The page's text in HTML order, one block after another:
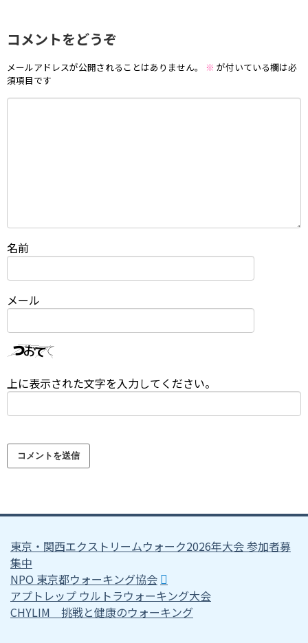
コメントをどうぞ
メールアドレスが公開されることはありません。 ※ が付いている欄は必
須項目です
名前
メール
上に表示された文字を入力してください。
東京・関西エクストリームウォーク2026年大会 参加者募
集中
NPO 東京都ウォーキング協会
アプトレップ ウルトラウォーキング大会
CHYLIM 挑戦と健康のウォーキング